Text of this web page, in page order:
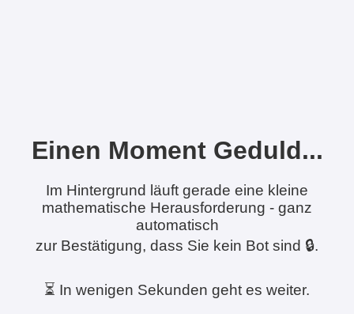
Einen Moment Geduld...
Im Hintergrund läuft gerade eine kleine
mathematische Herausforderung - ganz
automatisch
zur Bestätigung, dass Sie kein Bot sind 🔒.
⏳ In wenigen Sekunden geht es weiter.